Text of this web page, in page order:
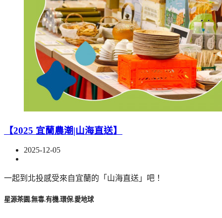
【2025 宜蘭農潮|山海直送】
2025-12-05
一起到北投感受來自宜蘭的「山海直送」吧！
星源茶園.無毒.有機.環保.愛地球